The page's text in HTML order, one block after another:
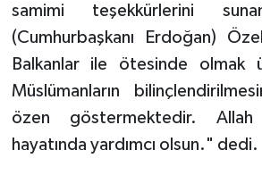
samimi teşekkürlerini
(Cumhurbaşkanı Erdoğan)
Balkanlar ile ötesinde olmak
Müslümanların
özen göstermektedir.
hayatında yardımcı olsun." dedi.
Trabzon Müftülüğü
Tunceli Müftülüğü
Uşak Müftülüğü